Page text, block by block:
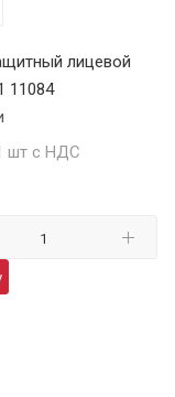
лицевой
11084
шт с НДС